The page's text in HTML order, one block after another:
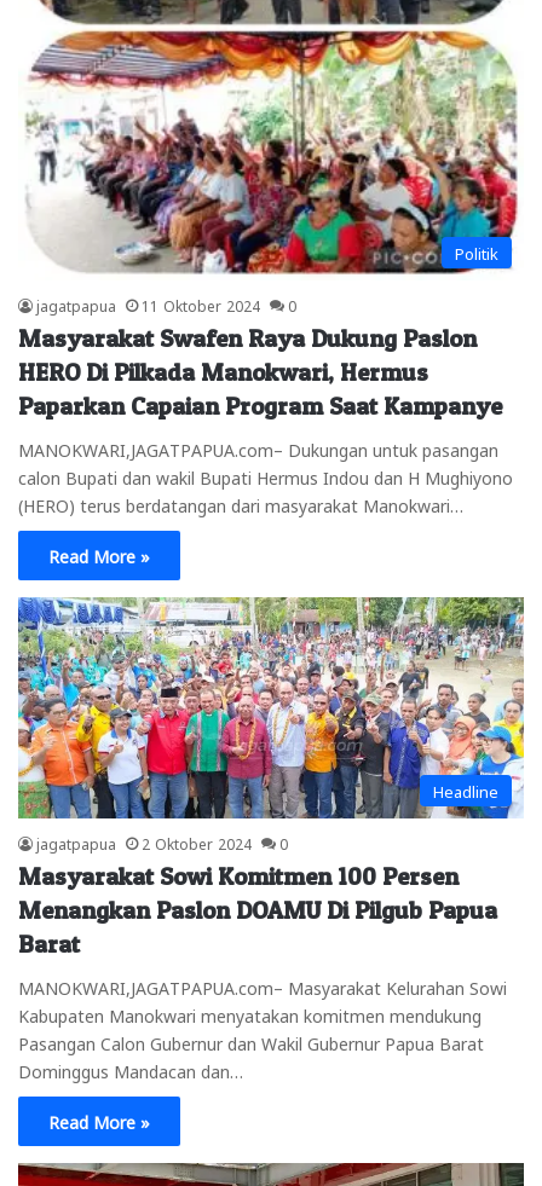
Politik
jagatpapua 11 Oktober 2024 0
Masyarakat Swafen Raya Dukung Paslon
HERO Di Pilkada Manokwari, Hermus
Paparkan Capaian Program Saat Kampanye
MANOKWARI,JAGATPAPUA.com– Dukungan untuk pasangan
calon Bupati dan wakil Bupati Hermus Indou dan H Mughiyono
(HERO) terus berdatangan dari masyarakat Manokwari…
Read More »
Headline
jagatpapua 2 Oktober 2024 0
Masyarakat Sowi Komitmen 100 Persen
Menangkan Paslon DOAMU Di Pilgub Papua
Barat
MANOKWARI,JAGATPAPUA.com– Masyarakat Kelurahan Sowi
Kabupaten Manokwari menyatakan komitmen mendukung
Pasangan Calon Gubernur dan Wakil Gubernur Papua Barat
Dominggus Mandacan dan…
Read More »